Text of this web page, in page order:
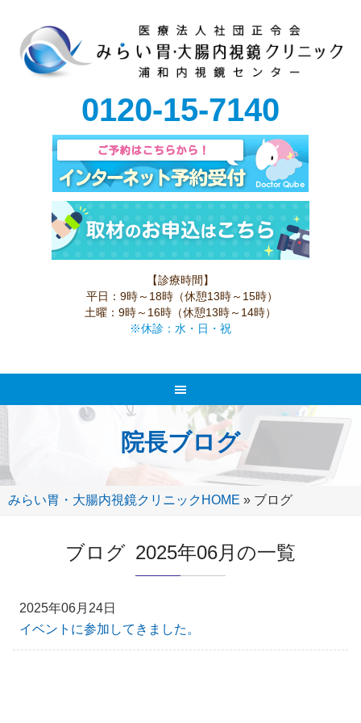
0120-15-7140
【診療時間】
平日：9時～18時（休憩13時～15時）
土曜：9時～16時（休憩13時～14時）
※休診：水・日・祝
院長ブログ
みらい胃・大腸内視鏡クリニックHOME » ブログ
ブログ 2025年06月の一覧
2025年06月24日
イベントに参加してきました。